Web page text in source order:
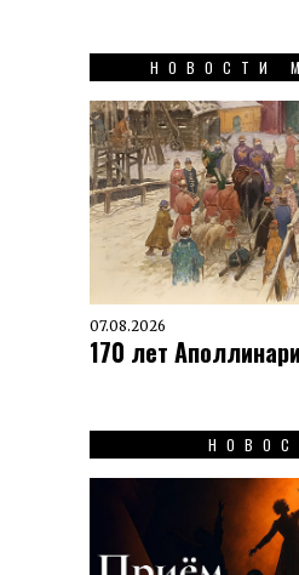
НОВОСТИ
07.08.2026
170 лет